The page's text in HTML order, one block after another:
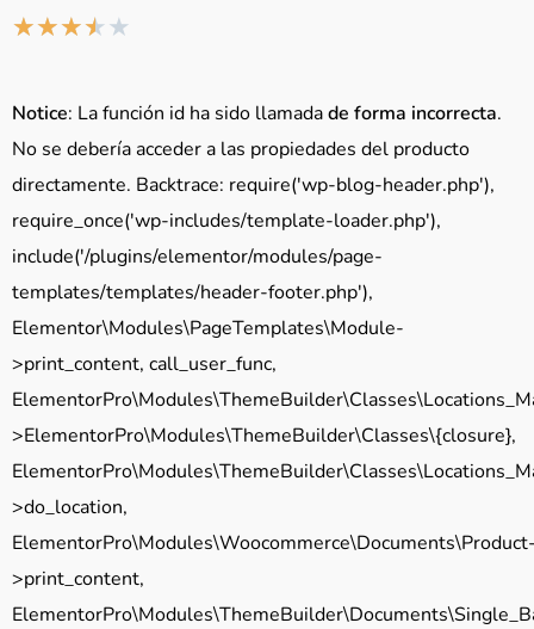
★★★★★
Notice: La función id ha sido llamadade forma incorrecta.
No se debería acceder a las propiedades del producto
directamente. Backtrace: require('wp-blog-header.php'),
require_once('wp-includes/template-loader.php'),
include('/plugins/elementor/modules/page-
templates/templates/header-footer.php'),
Elementor\Modules\PageTemplates\Module-
>print_content, call_user_func,
>ElementorPro\Modules\ThemeBuilder\Classes\{closure},
>do_location,
>print_content,